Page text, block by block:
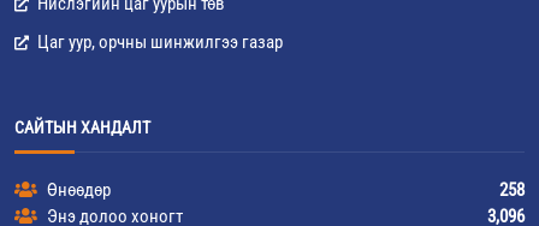
Цаг уур, орчны шинжилгээ газар
САЙТЫН ХАНДАЛТ
Өнөөдөр
258
Энэ долоо хоногт
3,096